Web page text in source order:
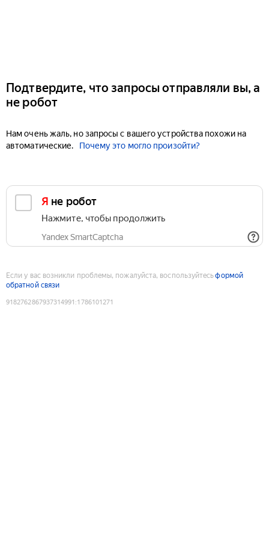
Подтвердите, что запросы отправляли вы, а
не робот
Нам очень жаль, но запросы с вашего устройства похожи на
автоматические.
Почему это могло произойти?
Я не робот
Нажмите, чтобы продолжить
Yandex SmartCaptcha
Если у вас возникли проблемы, пожалуйста, воспользуйтесьформой
обратной связи
9182762867937314991 :1786101271